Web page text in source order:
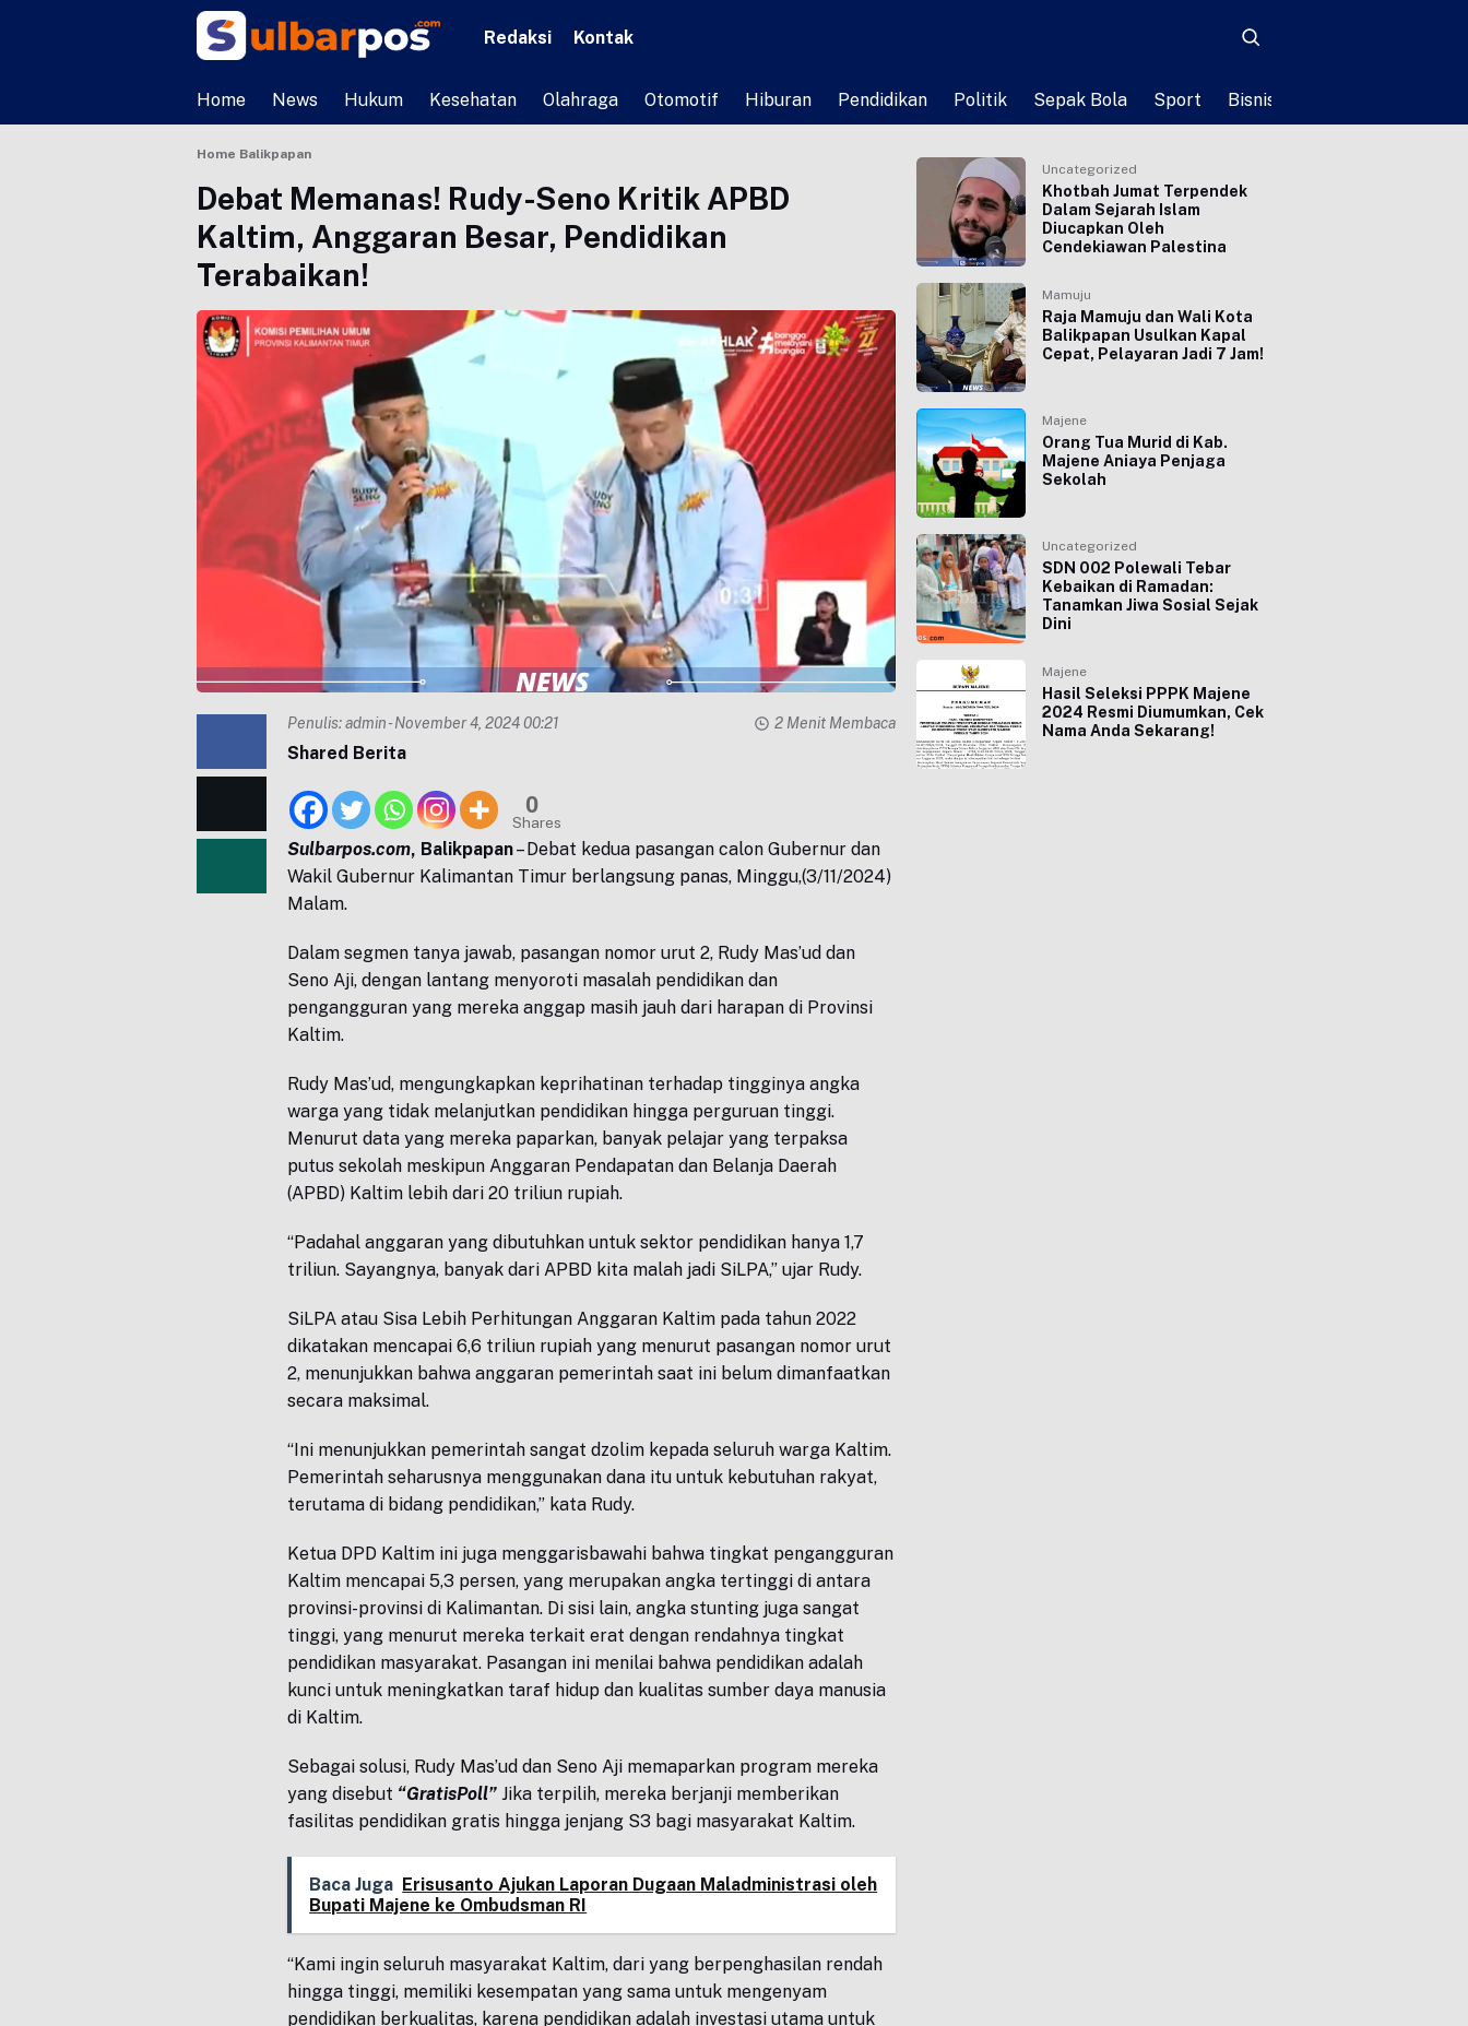
Redaksi Kontak
Home News Hukum Kesehatan Olahraga Otomotif Hiburan Pendidikan Politik Sepak Bola Sport Bisnis
Home Balikpapan
Debat Memanas! Rudy-Seno Kritik APBD
Kaltim, Anggaran Besar, Pendidikan
Terabaikan!
Penulis:admin- November 4, 2024 00:21 2 Menit Membaca
Shared Berita
0
Shares
Sulbarpos.com, Balikpapan– Debat kedua pasangan calon Gubernur dan
Wakil Gubernur Kalimantan Timur berlangsung panas, Minggu,(3/11/2024)
Malam.
Dalam segmen tanya jawab, pasangan nomor urut 2, Rudy Mas’ud dan
Seno Aji, dengan lantang menyoroti masalah pendidikan dan
pengangguran yang mereka anggap masih jauh dari harapan di Provinsi
Kaltim.
Rudy Mas’ud, mengungkapkan keprihatinan terhadap tingginya angka
warga yang tidak melanjutkan pendidikan hingga perguruan tinggi.
Menurut data yang mereka paparkan, banyak pelajar yang terpaksa
putus sekolah meskipun Anggaran Pendapatan dan Belanja Daerah
(APBD) Kaltim lebih dari 20 triliun rupiah.
“Padahal anggaran yang dibutuhkan untuk sektor pendidikan hanya 1,7
triliun. Sayangnya, banyak dari APBD kita malah jadi SiLPA,” ujar Rudy.
SiLPA atau Sisa Lebih Perhitungan Anggaran Kaltim pada tahun 2022
dikatakan mencapai 6,6 triliun rupiah yang menurut pasangan nomor urut
2, menunjukkan bahwa anggaran pemerintah saat ini belum dimanfaatkan
secara maksimal.
“Ini menunjukkan pemerintah sangat dzolim kepada seluruh warga Kaltim.
Pemerintah seharusnya menggunakan dana itu untuk kebutuhan rakyat,
terutama di bidang pendidikan,” kata Rudy.
Ketua DPD Kaltim ini juga menggarisbawahi bahwa tingkat pengangguran
Kaltim mencapai 5,3 persen, yang merupakan angka tertinggi di antara
provinsi-provinsi di Kalimantan. Di sisi lain, angka stunting juga sangat
tinggi, yang menurut mereka terkait erat dengan rendahnya tingkat
pendidikan masyarakat. Pasangan ini menilai bahwa pendidikan adalah
kunci untuk meningkatkan taraf hidup dan kualitas sumber daya manusia
di Kaltim.
Sebagai solusi, Rudy Mas’ud dan Seno Aji memaparkan program mereka
yang disebut “GratisPoll” Jika terpilih, mereka berjanji memberikan
fasilitas pendidikan gratis hingga jenjang S3 bagi masyarakat Kaltim.
Baca Juga Erisusanto Ajukan Laporan Dugaan Maladministrasi oleh
Bupati Majene ke Ombudsman RI
“Kami ingin seluruh masyarakat Kaltim, dari yang berpenghasilan rendah
hingga tinggi, memiliki kesempatan yang sama untuk mengenyam
pendidikan berkualitas, karena pendidikan adalah investasi utama untuk
Uncategorized
Khotbah Jumat Terpendek
Dalam Sejarah Islam
Diucapkan Oleh
Cendekiawan Palestina
Mamuju
Raja Mamuju dan Wali Kota
Balikpapan Usulkan Kapal
Cepat, Pelayaran Jadi 7 Jam!
Majene
Orang Tua Murid di Kab.
Majene Aniaya Penjaga
Sekolah
Uncategorized
SDN 002 Polewali Tebar
Kebaikan di Ramadan:
Tanamkan Jiwa Sosial Sejak
Dini
Majene
Hasil Seleksi PPPK Majene
2024 Resmi Diumumkan, Cek
Nama Anda Sekarang!